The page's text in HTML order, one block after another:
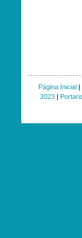
Página Inicial|
2023|